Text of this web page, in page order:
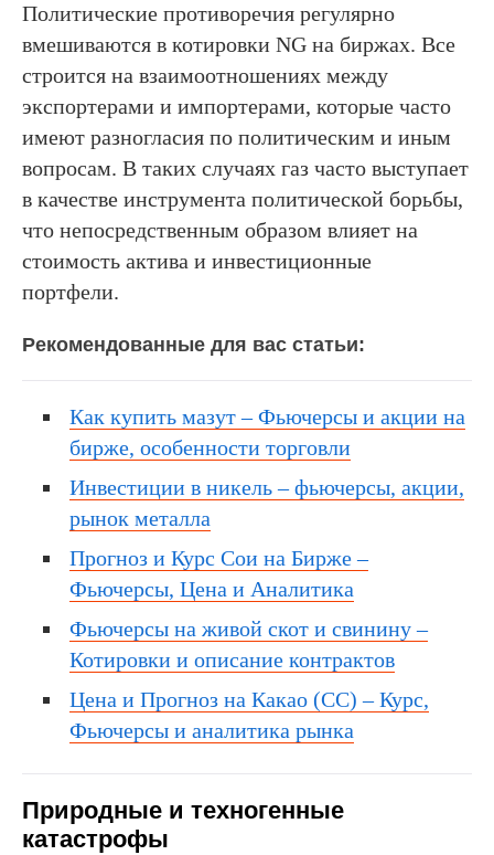
Политические противоречия регулярно
вмешиваются в котировки NG на биржах. Все
строится на взаимоотношениях между
экспортерами и импортерами, которые часто
имеют разногласия по политическим и иным
вопросам. В таких случаях газ часто выступает
в качестве инструмента политической борьбы,
что непосредственным образом влияет на
стоимость актива и инвестиционные
портфели.
Рекомендованные для вас статьи:
Как купить мазут – Фьючерсы и акции на
бирже, особенности торговли
Инвестиции в никель – фьючерсы, акции,
рынок металла
Прогноз и Курс Сои на Бирже –
Фьючерсы, Цена и Аналитика
Фьючерсы на живой скот и свинину –
Котировки и описание контрактов
Цена и Прогноз на Какао (СС) – Курс,
Фьючерсы и аналитика рынка
Природные и техногенные
катастрофы